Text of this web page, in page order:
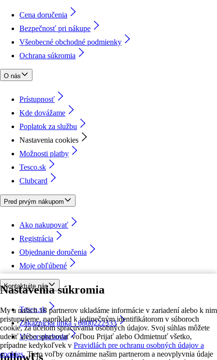
Nastavenia súkromia
My a našich 18 partnerov ukladáme informácie v zariadení alebo k nim
pristupujeme, napríklad k jedinečným identifikátorom v súboroch
cookie, za účelom spracúvania osobných údajov. Svoj súhlas môžete
udeliť alebo spravovať voľbou Prijať alebo Odmietnuť všetko,
prípadne kedykoľvek v Pravidlách pre ochranu osobných údajov a
cookies. Tieto voľby oznámime našim partnerom a neovplyvnia údaje
Cena doručenia
Bezpečnosť pri nákupe
Všeobecné obchodné podmienky
Ochrana súkromia
O nás
Prístupnosť
Kde dovážame
Poplatok za službu
Nastavenia cookies
Možnosti platby
Tesco.sk
Clubcard
Pred prvým nákupom
Ako nakupovať
Registrácia
Objednanie doručenia
Moje obľúbené
Kontaktujte nás
Tesco.sk
Zákaznícka linka - 0800222333
Výber obchodu
followUs